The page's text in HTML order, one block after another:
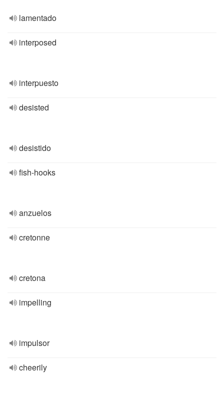
lamentado
interposed
interpuesto
desisted
desistido
fish-hooks
anzuelos
cretonne
cretona
impelling
impulsor
cheerily